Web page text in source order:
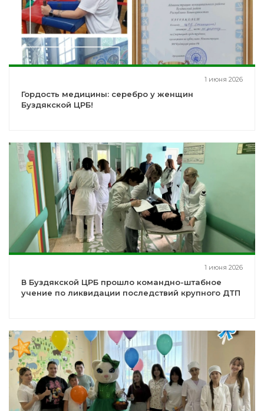
1 июня 2026
Гордость медицины: серебро у женщин
Буздякской ЦРБ!
1 июня 2026
В Буздякской ЦРБ прошло командно-штабное
учение по ликвидации последствий крупного ДТП